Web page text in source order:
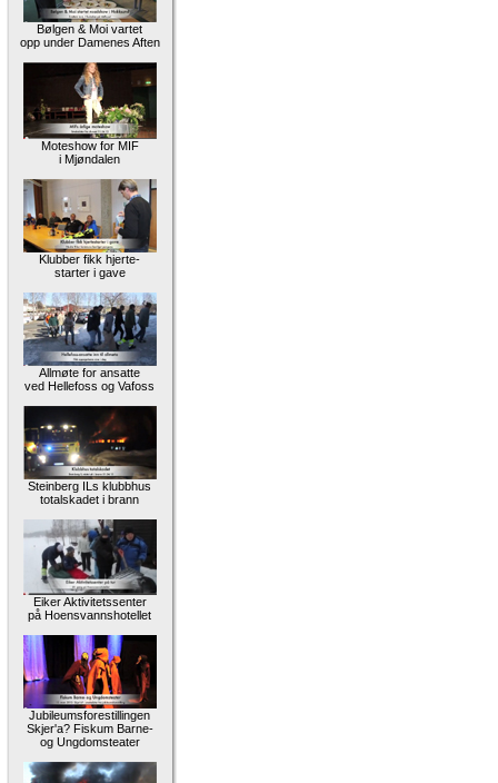
Bølgen & Moi vartet
opp under Damenes Aften
Moteshow for MIF
i Mjøndalen
Klubber fikk hjerte-
starter i gave
Allmøte for ansatte
ved Hellefoss og Vafoss
Steinberg ILs klubbhus
totalskadet i brann
Eiker Aktivitetssenter
på Hoensvannshotellet
Jubileumsforestillingen
Skjer'a? Fiskum Barne-
og Ungdomsteater